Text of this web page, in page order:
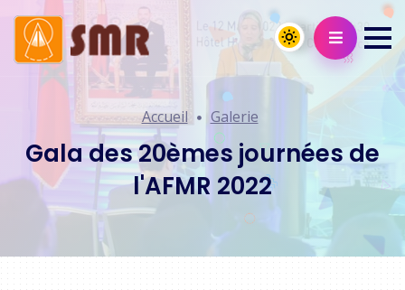
Accueil Galerie
Gala des 20èmes journées de
l'AFMR 2022